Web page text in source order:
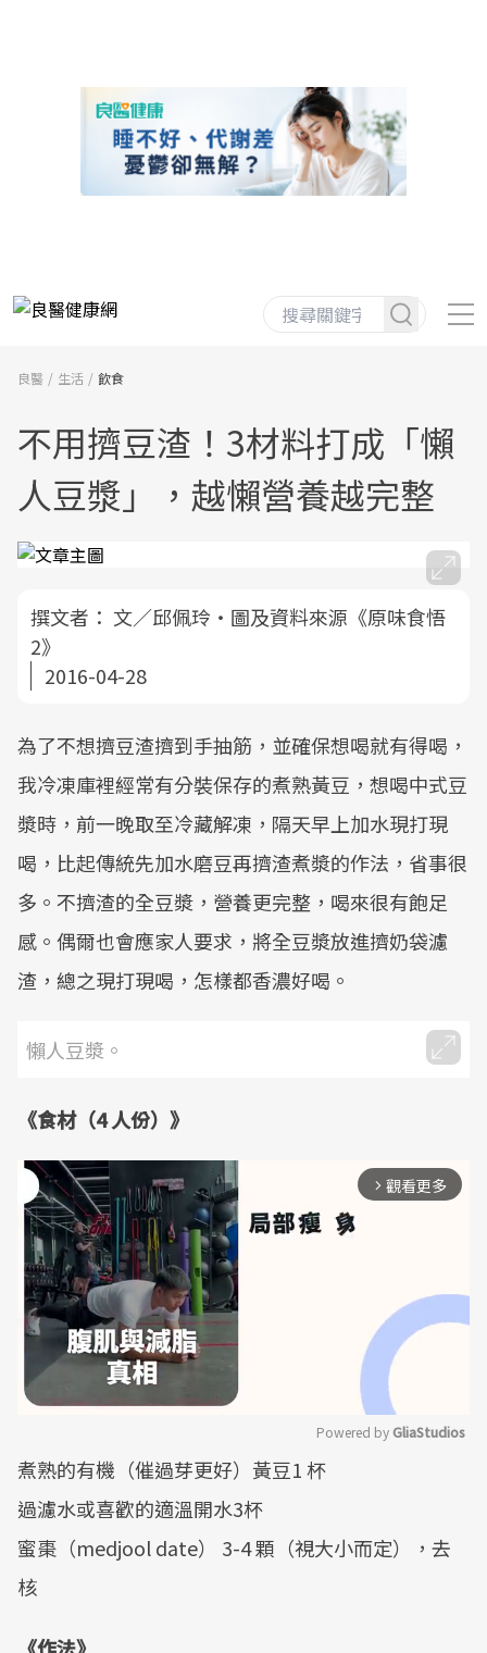
良醫 生活 飲食
不用擠豆渣！3材料打成「懶
人豆漿」，越懶營養越完整
撰文者： 文／邱佩玲‧圖及資料來源《原味食悟
2》
2016-04-28
為了不想擠豆渣擠到手抽筋，並確保想喝就有得喝，
我冷凍庫裡經常有分裝保存的煮熟黃豆，想喝中式豆
漿時，前一晚取至冷藏解凍，隔天早上加水現打現
喝，比起傳統先加水磨豆再擠渣煮漿的作法，省事很
多。不擠渣的全豆漿，營養更完整，喝來很有飽足
感。偶爾也會應家人要求，將全豆漿放進擠奶袋濾
渣，總之現打現喝，怎樣都香濃好喝。
懶人豆漿。
《食材（4人份）》
arrow_forward_ios 觀看更多
Powered by GliaStudios
煮熟的有機（催過芽更好）黃豆1 杯
過濾水或喜歡的適溫開水3杯
蜜棗（medjool date） 3-4 顆（視大小而定），去
核